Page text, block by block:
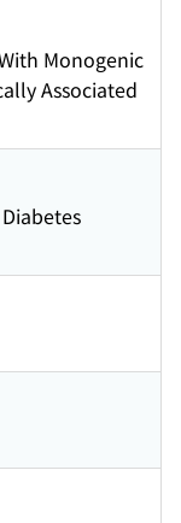
Monogenic
Associated